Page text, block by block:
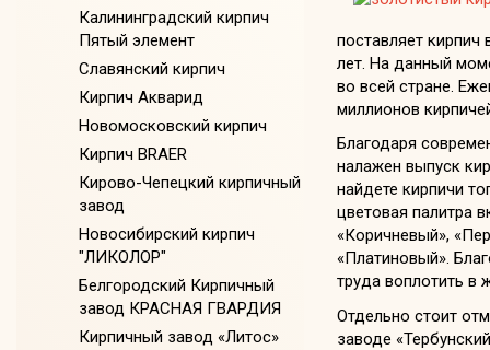
поставляет
лет. На данный
во всей стране.
миллионов
Благодаря
налажен выпуск
найдете кирпичи
цветовая палитра
«Коричневый»,
«Платиновый».
труда воплотить в
Отдельно стоит
заводе
Калининградский кирпич
Пятый элемент
Славянский кирпич
Кирпич Акварид
Новомосковский кирпич
Кирпич BRAER
Кирово-Чепецкий кирпичный
завод
Новосибирский кирпич
"ЛИКОЛОР"
Белгородский Кирпичный
завод КРАСНАЯ ГВАРДИЯ
Кирпичный завод «Литос»